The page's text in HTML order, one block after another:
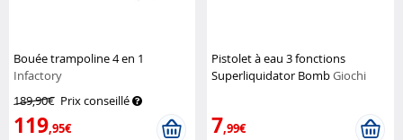
Bouée trampoline 4 en 1
Infactory
189,90€ Prix conseillé
119,95€
Pistolet à eau 3 fonctions
Superliquidator BombGiochi
7,99€